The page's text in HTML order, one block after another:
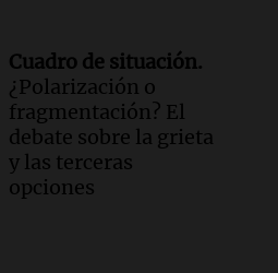
Cuadro de situación.
¿Polarización o
fragmentación? El
debate sobre la grieta
y las terceras
opciones